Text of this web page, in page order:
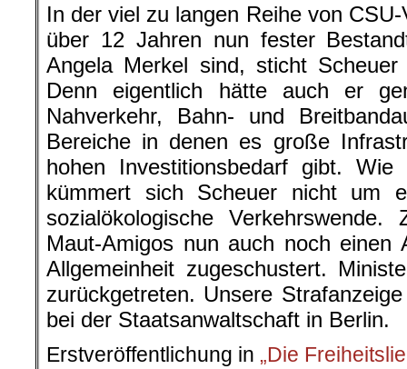
In der viel zu langen Reihe von
über 12 Jahren nun fester
Angela Merkel sind, sticht
Denn eigentlich hätte auch er
Nahverkehr, Bahn- und
Bereiche in denen es große
hohen Investitionsbedarf gibt. Wie
kümmert sich Scheuer nicht um
sozialökologische
Maut-Amigos nun auch noch einen
Allgemeinheit zugeschustert.
zurückgetreten. Unsere
bei der Staatsanwaltschaft in Berlin.
Erstveröffentlichung in „Die